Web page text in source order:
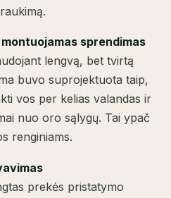
sprendimas
lengvą, bet tvirtą
buvo suprojektuota taip,
vos per kelias valandas ir
nuo oro sąlygų. Tai ypač
renginiams.
prekės pristatymo